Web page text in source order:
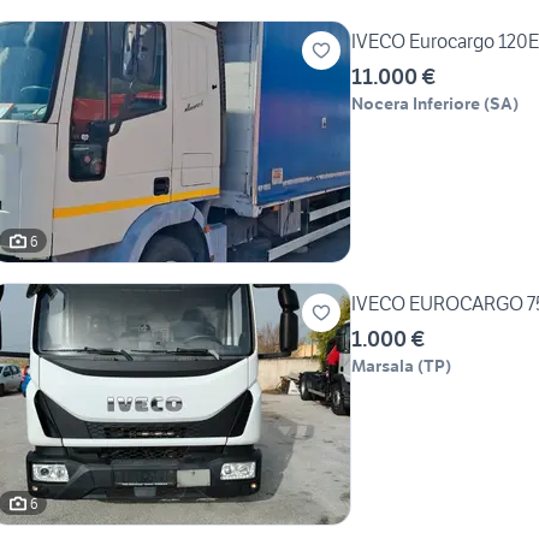
6
IVECO Eurocargo
11.000 €
Nocera Inferiore (SA)
6
IVECO EUROCARGO
1.000 €
Marsala (TP)